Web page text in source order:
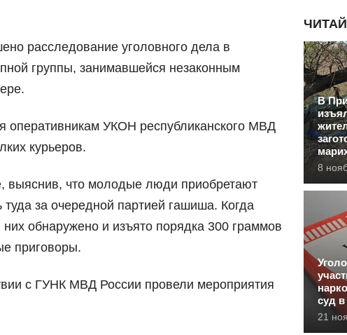
расследование уголовного дела в
группы, занимавшейся незаконным
оперативникам УКОН республиканского МВД
курьеров.
выяснив, что молодые люди приобретают
за очередной партией гашиша. Когда
обнаружено и изъято порядка 300 граммов
приговоры.
с ГУНК МВД России провели мероприятия
В
8
суд
21